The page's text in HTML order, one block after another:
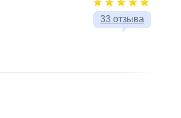
33 отзыва